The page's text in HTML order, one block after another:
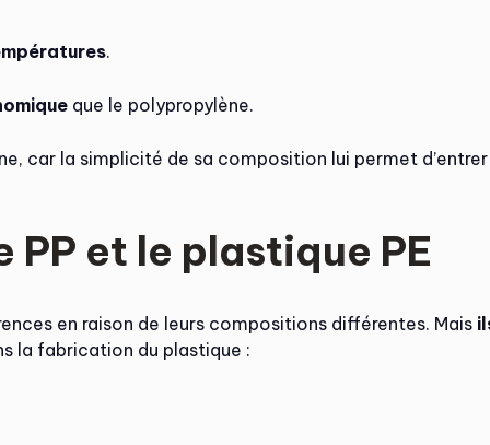
.
que le polypropylène.
car la simplicité de sa composition lui permet
et le plastique PE
en raison de leurs compositions différentes. Mais
la fabrication du plastique :